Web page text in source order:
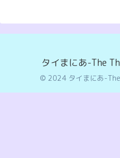
タイまにあ-The
© 2024 タイまにあ-